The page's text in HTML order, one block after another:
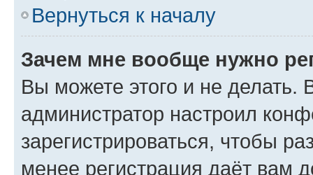
Вернуться к началу
Зачем мне вообще нужно
Вы можете этого и не делать.
администратор настроил
зарегистрироваться, чтобы
менее регистрация даёт вам